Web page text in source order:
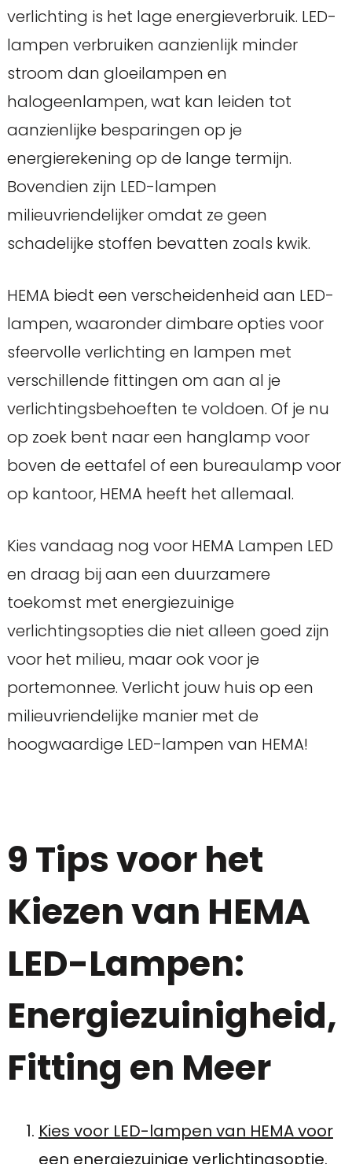
verlichting is het lage energieverbruik. LED-
lampen verbruiken aanzienlijk minder
stroom dan gloeilampen en
halogeenlampen, wat kan leiden tot
aanzienlijke besparingen op je
energierekening op de lange termijn.
Bovendien zijn LED-lampen
milieuvriendelijker omdat ze geen
schadelijke stoffen bevatten zoals kwik.
HEMA biedt een verscheidenheid aan LED-
lampen, waaronder dimbare opties voor
sfeervolle verlichting en lampen met
verschillende fittingen om aan al je
verlichtingsbehoeften te voldoen. Of je nu
op zoek bent naar een hanglamp voor
boven de eettafel of een bureaulamp voor
op kantoor, HEMA heeft het allemaal.
Kies vandaag nog voor HEMA Lampen LED
en draag bij aan een duurzamere
toekomst met energiezuinige
verlichtingsopties die niet alleen goed zijn
voor het milieu, maar ook voor je
portemonnee. Verlicht jouw huis op een
milieuvriendelijke manier met de
hoogwaardige LED-lampen van HEMA!
9 Tips voor het
Kiezen van HEMA
LED-Lampen:
Energiezuinigheid,
Fitting en Meer
Kies voor LED-lampen van HEMA voor